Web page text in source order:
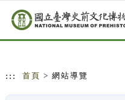
跳到主要內容
網站導覽
::: 首頁 > 網站導覽